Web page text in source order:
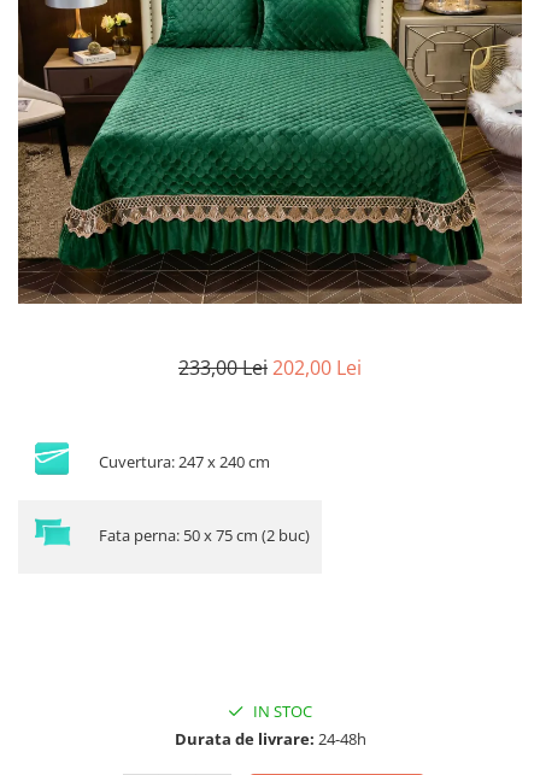
Lenjerii de pat Bumbac 100%
Lenjerii de pat Cocolino
Lenjerii de pat Finet + 2 Draperii
Lenjerii de pat Saten 4 piese cu
elastic
233,00 Lei202,00 Lei
Cuvertura: 247 x 240 cm
Fata perna: 50 x 75 cm (2 buc)
IN STOC
Durata de livrare: 24-48h